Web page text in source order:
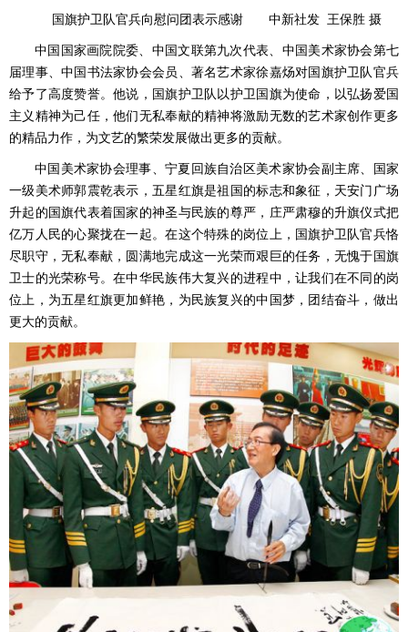
国旗护卫队官兵向慰问团表示感谢 中新社发 王保胜 摄
中国国家画院院委、中国文联第九次代表、中国美术家协会第七
届理事、中国书法家协会会员、著名艺术家徐嘉炀对国旗护卫队官兵
给予了高度赞誉。他说，国旗护卫队以护卫国旗为使命，以弘扬爱国
主义精神为己任，他们无私奉献的精神将激励无数的艺术家创作更多
的精品力作，为文艺的繁荣发展做出更多的贡献。
中国美术家协会理事、宁夏回族自治区美术家协会副主席、国家
一级美术师郭震乾表示，五星红旗是祖国的标志和象征，天安门广场
升起的国旗代表着国家的神圣与民族的尊严，庄严肃穆的升旗仪式把
亿万人民的心聚拢在一起。在这个特殊的岗位上，国旗护卫队官兵恪
尽职守，无私奉献，圆满地完成这一光荣而艰巨的任务，无愧于国旗
卫士的光荣称号。在中华民族伟大复兴的进程中，让我们在不同的岗
位上，为五星红旗更加鲜艳，为民族复兴的中国梦，团结奋斗，做出
更大的贡献。